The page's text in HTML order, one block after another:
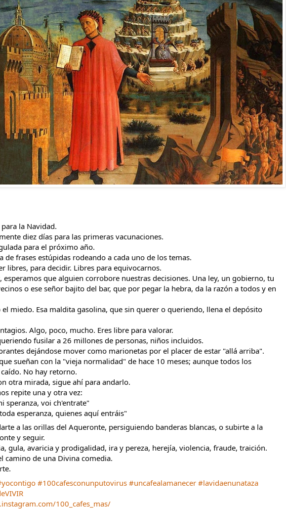
la Navidad.
diez días para las primeras vacunaciones.
para el próximo año.
de frases estúpidas rodeando a cada uno de los temas.
libres, para decidir. Libres para equivocarnos.
esperamos que alguien corrobore nuestras decisiones. Una ley, un gobierno, tu
o ese señor bajito del bar, que por pegar la hebra, da la razón a todos y en
el miedo. Esa maldita gasolina, que sin querer o queriendo, llena el depósito
Algo, poco, mucho. Eres libre para valorar.
fusilar a 26 millones de personas, niños incluidos.
dejándose mover como marionetas por el placer de estar "allá arriba".
sueñan con la "vieja normalidad" de hace 10 meses; aunque todos los
No hay retorno.
otra mirada, sigue ahí para andarlo.
repite una y otra vez:
speranza, voi ch'entrate"
esperanza, quienes aquí entráis"
a las orillas del Aqueronte, persiguiendo banderas blancas, o subirte a la
y seguir.
gula, avaricia y prodigalidad, ira y pereza, herejía, violencia, fraude, traición.
camino de una Divina comedia.
#100cafesconunputovirus #uncafealamanecer #lavidaenunataza
100_cafes_mas/